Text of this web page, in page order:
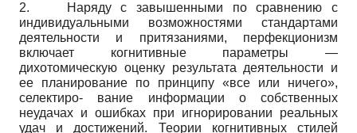
2.
Наряду с завышенными по сравнению с
индивидуальными возможностями стандартами
деятельности и притязаниями, перфекционизм
включает когнитивные параметры —
дихотомическую оценку результата деятельности и
ее планирование по принципу «все или ничего»,
селектиро- вание информации о собственных
неудачах и ошибках при игнорировании реальных
удач и достижений. Теории когнитивных стилей